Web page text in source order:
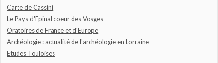
Carte de Cassini
Le Pays d'Epinal coeur des Vosges
Oratoires de France et d'Europe
Archéologie : actualité de l'archéologie en Lorraine
Etudes Touloises